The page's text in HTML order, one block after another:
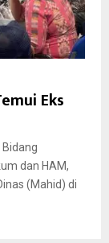
Eks
dan HAM,
(Mahid) di